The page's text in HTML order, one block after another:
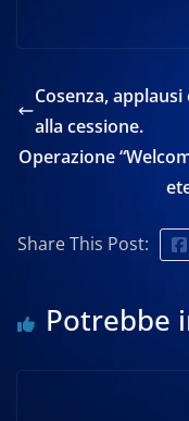
Cosenza,
alla cessione.
Operazione
Share This Post:
Potrebbe